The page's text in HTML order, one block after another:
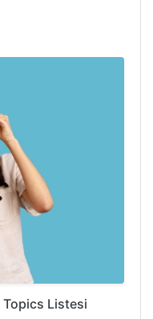
Topics Listesi